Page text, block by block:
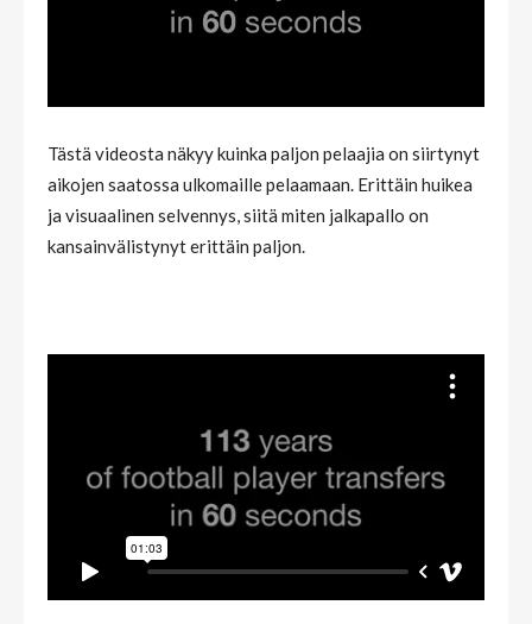
Tästä videosta näkyy kuinka paljon pelaajia on siirtynyt
aikojen saatossa ulkomaille pelaamaan. Erittäin huikea
ja visuaalinen selvennys, siitä miten jalkapallo on
kansainvälistynyt erittäin paljon.